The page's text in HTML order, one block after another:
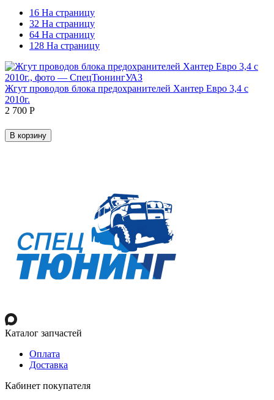
16 На страницу
32 На страницу
64 На страницу
128 На страницу
Жгут проводов блока предохранителей Хантер Евро 3,4 с
2010г.
2 700 Р
В корзину
Каталог запчастей
Оплата
Доставка
Кабинет покупателя